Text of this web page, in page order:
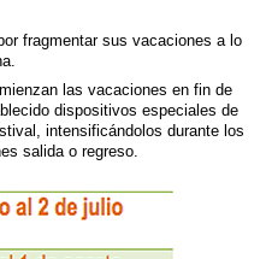
fragmentar sus vacaciones a lo
las vacaciones en fin de
dispositivos especiales de
intensificándolos durante los
salida o regreso.